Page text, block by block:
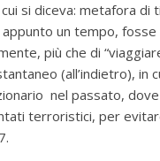
si diceva: metafora di
un tempo,
più che di
(all’indietro), in
nel passato,
terroristici, per